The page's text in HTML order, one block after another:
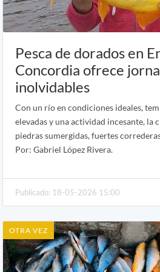
Pesca de dorados en
Concordia ofrece
inolvidables
Con un río en condiciones ideales,
elevadas y una actividad incesante,
piedras sumergidas, fuertes
Por: Gabriel López Rivera.
Publicado: 18-05-2026 15:00
OTRA VEZ